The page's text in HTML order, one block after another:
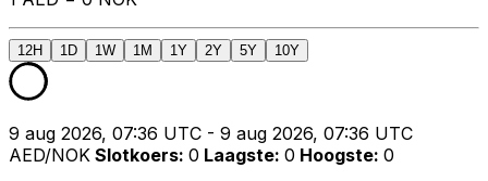
12H 1D 1W 1M 1Y 2Y 5Y 10Y
9 aug 2026, 07:36 UTC - 9 aug 2026, 07:36 UTC
AED/NOK Slotkoers: 0 Laagste: 0 Hoogste: 0